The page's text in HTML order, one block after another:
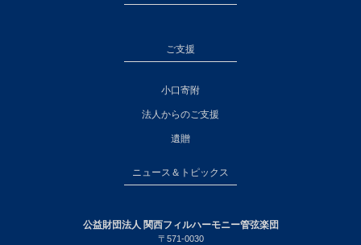
ご支援
小口寄附
法人からのご支援
遺贈
ニュース＆トピックス
公益財団法人 関西フィルハーモニー管弦楽団
〒571-0030